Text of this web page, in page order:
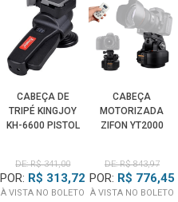
CABEÇA DE
TRIPÉ KINGJOY
KH-6600 PISTOL
APERTO
PAN/TILT
DE: R$ 341,00
POR: R$ 313,72
À VISTA NO BOLETO
CABEÇA
MOTORIZADA
ZIFON YT2000
RASTREAMENTO
IA PARA
CÂMERAS ATÉ
DE: R$ 843,97
POR: R$ 776,45
À VISTA NO BOLETO